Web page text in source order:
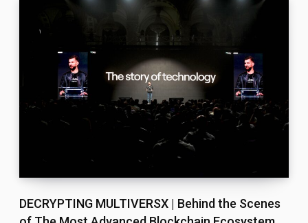
DECRYPTING MULTIVERSX | Behind the Scenes